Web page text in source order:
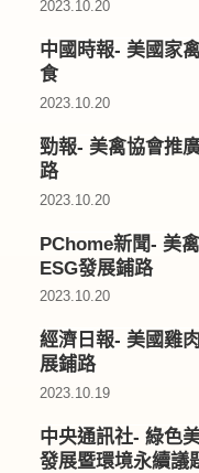
2023.10.20
中國時報- 美國家
食
2023.10.20
勁報- 美禽協會推
路
2023.10.20
PChome新聞- 美
ESG發展鋪路
2023.10.20
經濟日報- 美國雞
展鋪路
2023.10.19
中央通訊社- 綠色
發展暨環境永續議